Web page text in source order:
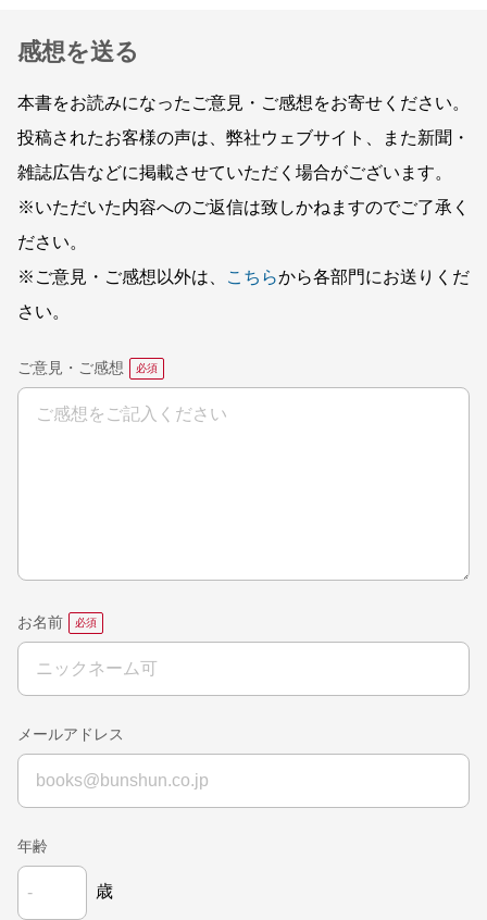
感想を送る
本書をお読みになったご意見・ご感想をお寄せください。
投稿されたお客様の声は、弊社ウェブサイト、また新聞・
雑誌広告などに掲載させていただく場合がございます。
※いただいた内容へのご返信は致しかねますのでご了承く
ださい。
※ご意見・ご感想以外は、
こちらから各部門にお送りくだ
さい。
ご意見・ご感想
お名前
メールアドレス
年齢
歳